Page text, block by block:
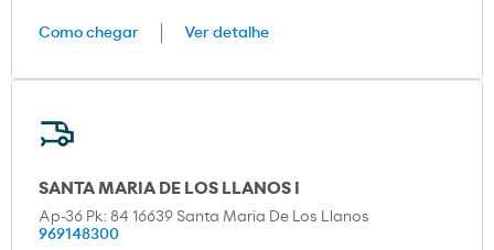
Como chegar Ver detalhe
SANTA MARIA DE LOS LLANOS I
Ap-36 Pk: 84 16639 Santa Maria De Los Llanos
969148300